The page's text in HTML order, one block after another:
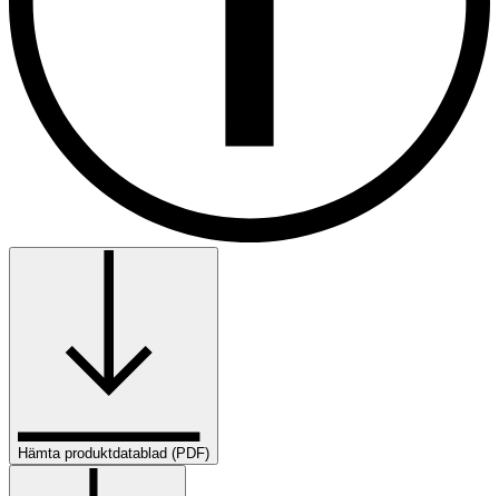
Hämta produktdatablad (PDF)